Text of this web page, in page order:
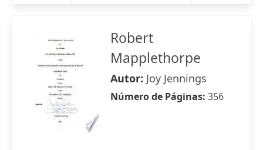
Robert
Mapplethorpe
Autor: Joy Jennings
Número de Páginas: 356